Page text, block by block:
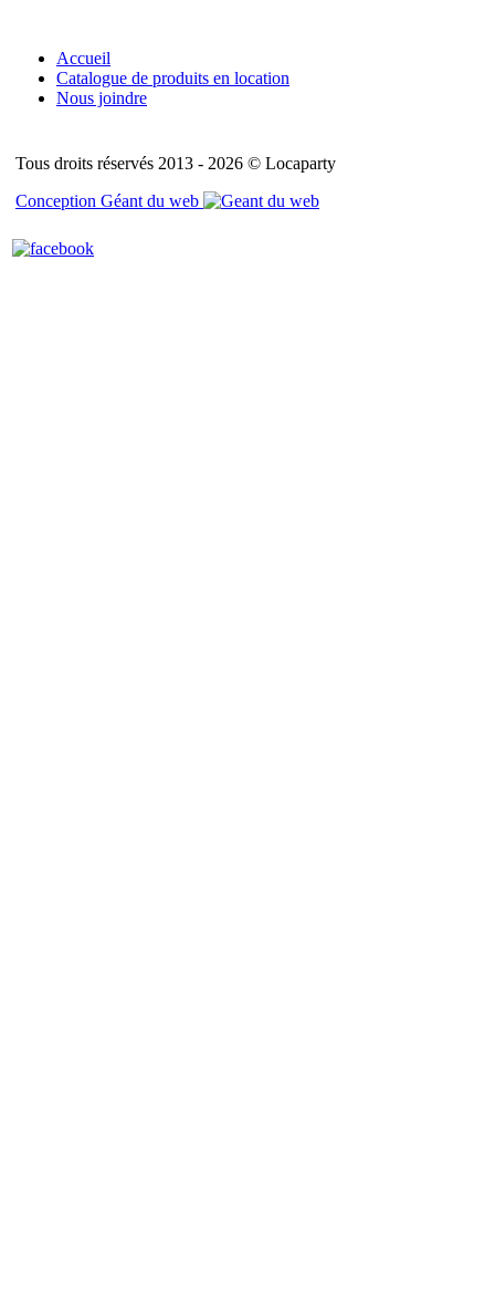
Accueil
Catalogue de produits en location
Nous joindre
Tous droits réservés 2013 - 2026 © Locaparty
Conception Géant du web